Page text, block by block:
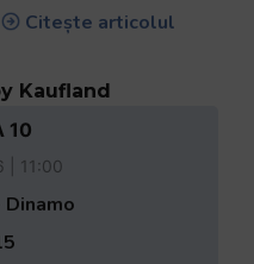
Citește articolul
Kaufland
10
| 11:00
Dinamo